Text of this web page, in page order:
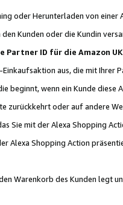
oder Herunterladen von einer
Kunden oder die Kundin
ID für die Amazon
aus, die mit Ihrer
wenn ein Kunde diese
zurückkehrt oder auf andere
mit der Alexa Shopping
Alexa Shopping Action
Warenkorb des Kunden legt